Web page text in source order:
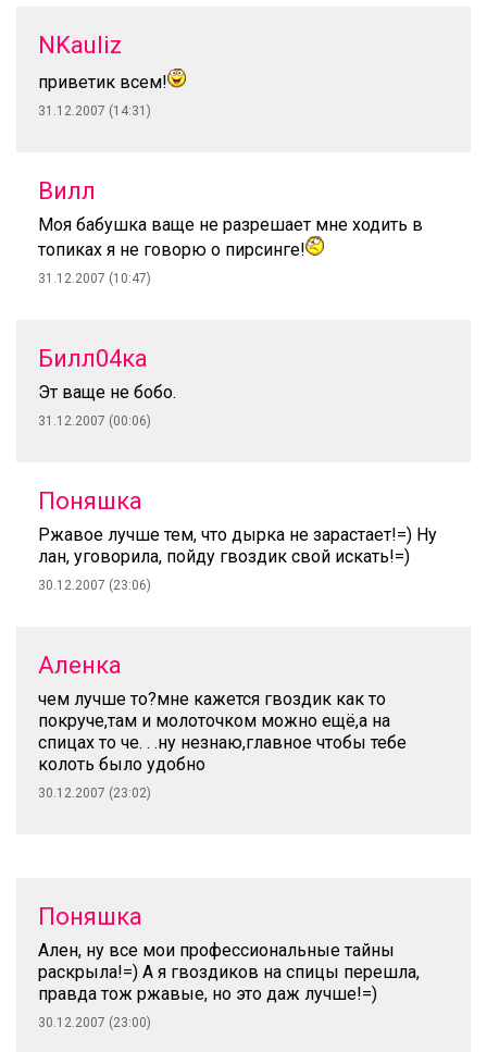
NKauliz
приветик всем!
31.12.2007 (14:31)
Вилл
Моя бабушка ваще не разрешает мне ходить в
топиках я не говорю о пирсинге!
31.12.2007 (10:47)
Билл04ка
Эт ваще не бобо.
31.12.2007 (00:06)
Поняшка
Ржавое лучше тем, что дырка не зарастает!=) Ну
лан, уговорила, пойду гвоздик свой искать!=)
30.12.2007 (23:06)
Аленка
чем лучше то?мне кажется гвоздик как то
покруче,там и молоточком можно ещё,а на
спицах то че. . .ну незнаю,главное чтобы тебе
колоть было удобно
30.12.2007 (23:02)
Поняшка
Ален, ну все мои профессиональные тайны
раскрыла!=) А я гвоздиков на спицы перешла,
правда тож ржавые, но это даж лучше!=)
30.12.2007 (23:00)